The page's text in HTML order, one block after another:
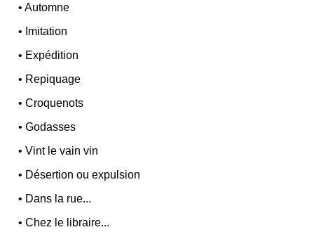
•Automne
• Imitation
• Expédition
• Repiquage
•Croquenots
•Godasses
•Vint le vain vin
• Désertion ou expulsion
• Dans la rue...
•Chez le libraire...